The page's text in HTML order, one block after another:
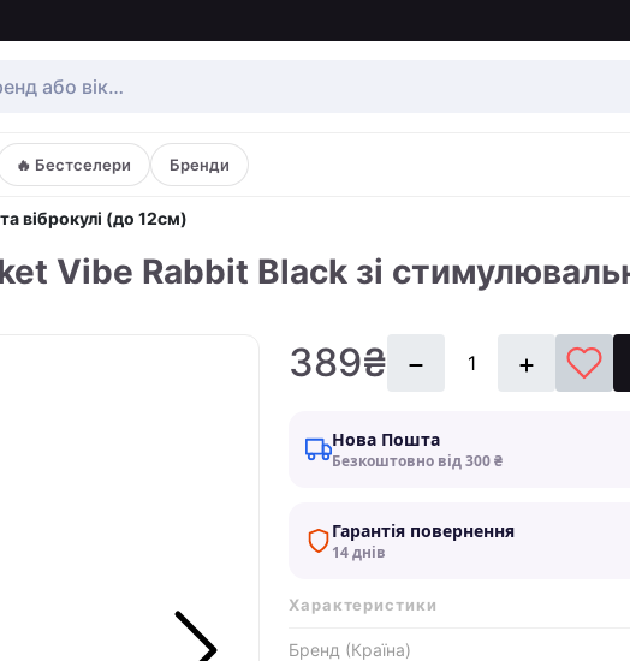
🔥 Бестселери Бренди
віброкулі (до 12см)
Vibe Rabbit Black зі
389₴
Нова Пошта
Безкоштовно від 300 ₴
Гарантія повернення
14 днів
Характеристики
Бренд (Країна)